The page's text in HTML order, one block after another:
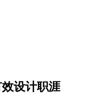
设计职涯